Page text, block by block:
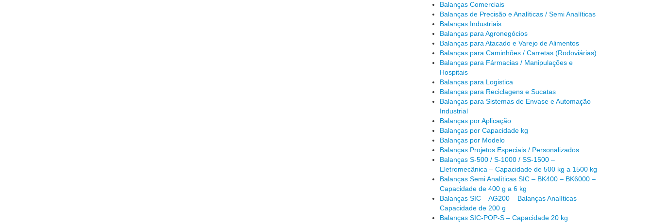
Balanças Comerciais
Balanças de Precisão e Analíticas / Semi Analíticas
Balanças Industriais
Balanças para Agronegócios
Balanças para Atacado e Varejo de Alimentos
Balanças para Caminhões / Carretas (Rodoviárias)
Balanças para Fármacias / Manipulações e
Hospitais
Balanças para Logistica
Balanças para Reciclagens e Sucatas
Balanças para Sistemas de Envase e Automação
Industrial
Balanças por Aplicação
Balanças por Capacidade kg
Balanças por Modelo
Balanças Projetos Especiais / Personalizados
Balanças S-500 / S-1000 / SS-1500 –
Eletromecânica – Capacidade de 500 kg a 1500 kg
Balanças Semi Analíticas SIC – BK400 – BK6000 –
Capacidade de 400 g a 6 kg
Balanças SIC – AG200 – Balanças Analíticas –
Capacidade de 200 g
Balanças SIC-POP-S – Capacidade 20 kg